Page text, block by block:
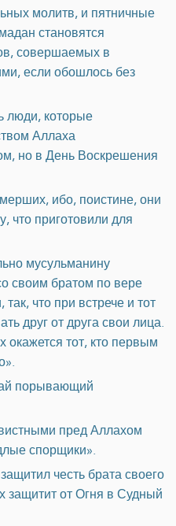
молитв, и пятничные
становятся
совершаемых в
если обошлось без
люди, которые
Аллаха
но в День Воскрешения
ибо, поистине, они
что приготовили для
мусульманину
своим братом по вере
что при встрече и тот
друг от друга свои лица.
тот, кто первым
порывающий
пред Аллахом
спорщики».
честь брата своего
защитит от Огня в Судный